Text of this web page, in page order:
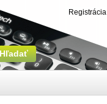
Registrácia